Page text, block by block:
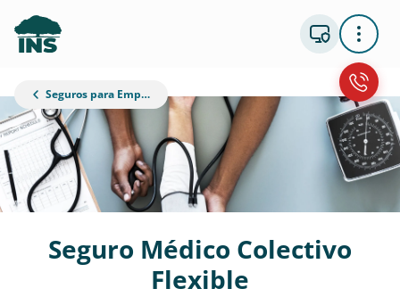
Seguros para Empresas
Seguro Médico Colectivo
Flexible